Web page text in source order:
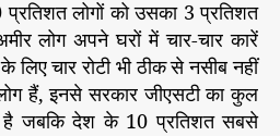
लोगों को उसका 3 प्रतिशत
लोग अपने घरों में चार-चार कारें
चार रोटी भी ठीक से नसीब नहीं
हैं, इनसे सरकार जीएसटी का कुल
है जबकि देश के 10 प्रतिशत सबसे